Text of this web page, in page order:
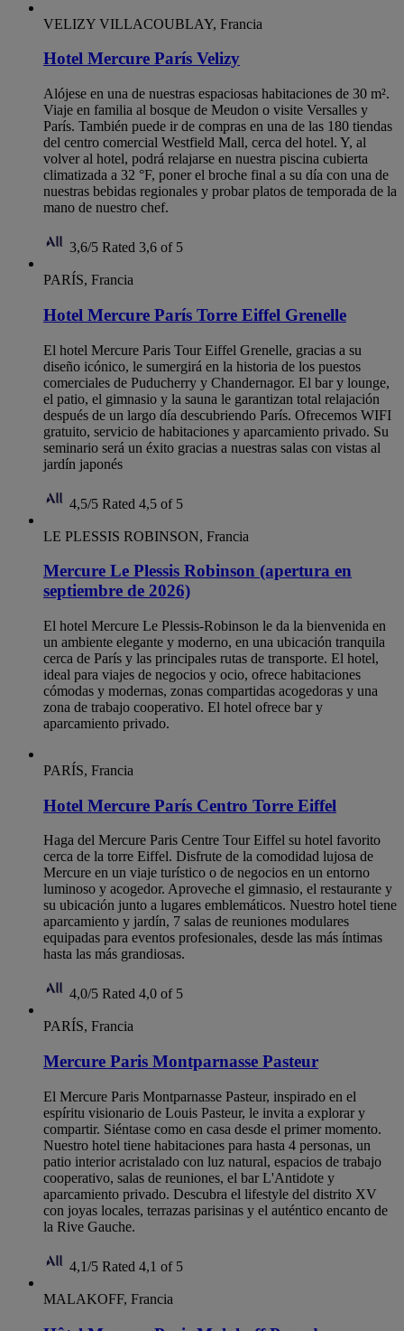
VELIZY VILLACOUBLAY, Francia
Hotel Mercure París Velizy
Alójese en una de nuestras espaciosas habitaciones de 30 m².
Viaje en familia al bosque de Meudon o visite Versalles y
París. También puede ir de compras en una de las 180 tiendas
del centro comercial Westfield Mall, cerca del hotel. Y, al
volver al hotel, podrá relajarse en nuestra piscina cubierta
climatizada a 32 °F, poner el broche final a su día con una de
nuestras bebidas regionales y probar platos de temporada de la
mano de nuestro chef.
3,6/5 Rated 3,6 of 5
PARÍS, Francia
Hotel Mercure París Torre Eiffel Grenelle
El hotel Mercure Paris Tour Eiffel Grenelle, gracias a su
diseño icónico, le sumergirá en la historia de los puestos
comerciales de Puducherry y Chandernagor. El bar y lounge,
el patio, el gimnasio y la sauna le garantizan total relajación
después de un largo día descubriendo París. Ofrecemos WIFI
gratuito, servicio de habitaciones y aparcamiento privado. Su
seminario será un éxito gracias a nuestras salas con vistas al
jardín japonés
4,5/5 Rated 4,5 of 5
LE PLESSIS ROBINSON, Francia
Mercure Le Plessis Robinson (apertura en
septiembre de 2026)
El hotel Mercure Le Plessis-Robinson le da la bienvenida en
un ambiente elegante y moderno, en una ubicación tranquila
cerca de París y las principales rutas de transporte. El hotel,
ideal para viajes de negocios y ocio, ofrece habitaciones
cómodas y modernas, zonas compartidas acogedoras y una
zona de trabajo cooperativo. El hotel ofrece bar y
aparcamiento privado.
PARÍS, Francia
Hotel Mercure París Centro Torre Eiffel
Haga del Mercure Paris Centre Tour Eiffel su hotel favorito
cerca de la torre Eiffel. Disfrute de la comodidad lujosa de
Mercure en un viaje turístico o de negocios en un entorno
luminoso y acogedor. Aproveche el gimnasio, el restaurante y
su ubicación junto a lugares emblemáticos. Nuestro hotel tiene
aparcamiento y jardín, 7 salas de reuniones modulares
equipadas para eventos profesionales, desde las más íntimas
hasta las más grandiosas.
4,0/5 Rated 4,0 of 5
PARÍS, Francia
Mercure Paris Montparnasse Pasteur
El Mercure Paris Montparnasse Pasteur, inspirado en el
espíritu visionario de Louis Pasteur, le invita a explorar y
compartir. Siéntase como en casa desde el primer momento.
Nuestro hotel tiene habitaciones para hasta 4 personas, un
patio interior acristalado con luz natural, espacios de trabajo
cooperativo, salas de reuniones, el bar L'Antidote y
aparcamiento privado. Descubra el lifestyle del distrito XV
con joyas locales, terrazas parisinas y el auténtico encanto de
la Rive Gauche.
4,1/5 Rated 4,1 of 5
MALAKOFF, Francia